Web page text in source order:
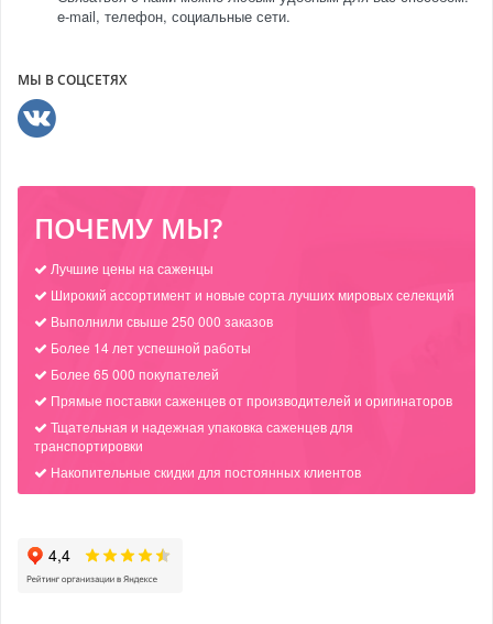
e-mail, телефон, социальные сети.
МЫ В СОЦСЕТЯХ
ПОЧЕМУ МЫ?
Лучшие цены на саженцы
Широкий ассортимент и новые сорта лучших мировых селекций
Выполнили свыше 250 000 заказов
Более 14 лет успешной работы
Более 65 000 покупателей
Прямые поставки саженцев от производителей и оригинаторов
Тщательная и надежная упаковка саженцев для
транспортировки
Накопительные скидки для постоянных клиентов